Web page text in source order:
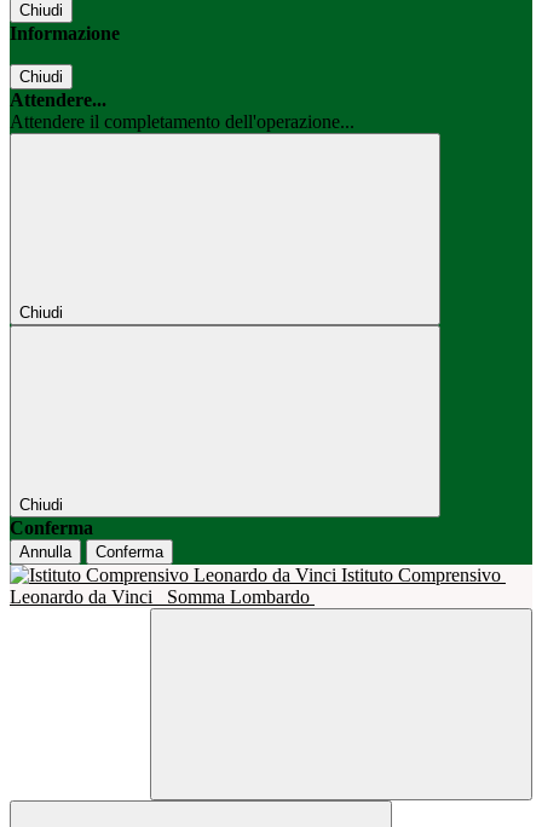
Chiudi
Informazione
Chiudi
Attendere...
Attendere il completamento dell'operazione...
Chiudi
Chiudi
Conferma
Annulla Conferma
Istituto Comprensivo
Leonardo da Vinci
Somma Lombardo